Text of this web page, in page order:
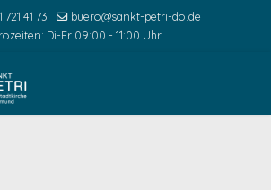
41 73
buero@sankt-petri-do.de
Di-Fr 09:00 - 11:00 Uhr